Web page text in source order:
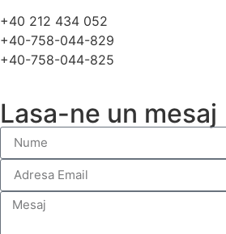
+40 212 434 052
+40-758-044-829
+40-758-044-825
Lasa-ne un mesaj